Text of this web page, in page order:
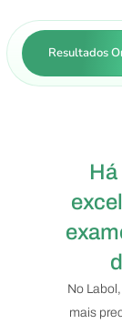
Resultados
No
mais